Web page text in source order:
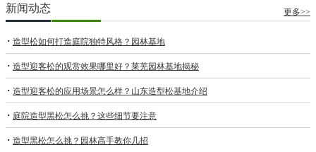
新闻动态 更多>>
造型松如何打造庭院独特风格？园林基地
造型迎客松的观赏效果哪里好？莱芜园林基地揭秘
造型迎客松的应用场景怎么样？山东造型松基地介绍​
庭院造型黑松怎么挑？这些细节要注意
造型黑松怎么挑？园林高手教你几招